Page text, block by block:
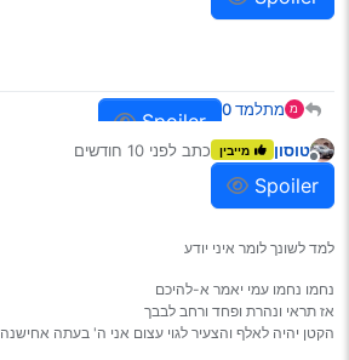
מ מתלמד 0 Spoiler
מנותק
טוסון מייבין כתב לפני 10 חודשים
נערך לאחרונה על ידי
Spoiler
למד לשונך לומר איני יודע
נחמו נחמו עמי יאמר א-להיכם
אז תראי ונהרת ופחד ורחב לבבך
הקטן יהיה לאלף והצעיר לגוי עצום אני ה' בעתה אחישנה